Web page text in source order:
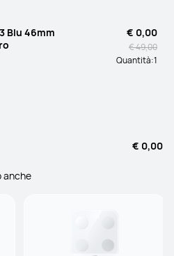
Blu 46mm
€ 0,00
€ 49,00
Quantità:1
€ 0,00
anche